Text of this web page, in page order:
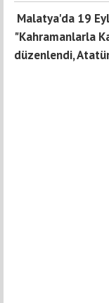
Malatya'da 19
"Kahramanlarla
düzenlendi,